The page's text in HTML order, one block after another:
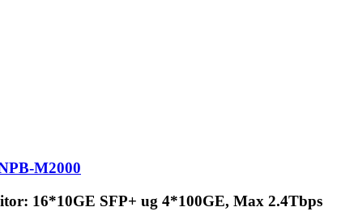
M2000
16*10GE SFP+ ug 4*100GE, Max 2.4Tbps